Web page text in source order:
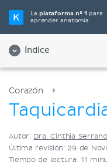
Laplataforma nº 1 para
aprender anatomía
Índice
Elige tu
Videos
Corazón
Autor: Dra. Cinthia Serrano
Última revisión: 29 de
Tiempo de lectura: 11